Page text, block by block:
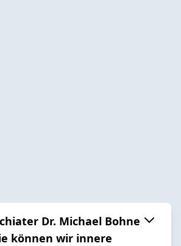
Dr. Michael Bohne
können wir innere